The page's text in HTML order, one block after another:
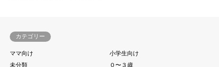
カテゴリー
ママ向け
小学生向け
未分類
０〜３歳